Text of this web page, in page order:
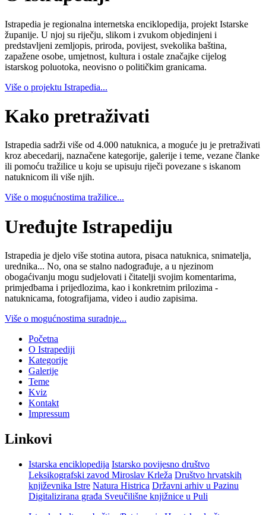
Istrapedia je regionalna internetska enciklopedija, projekt Istarske
županije. U njoj su riječju, slikom i zvukom objedinjeni i
predstavljeni zemljopis, priroda, povijest, svekolika baština,
zapažene osobe, umjetnost, kultura i ostale značajke cijelog
istarskog poluotoka, neovisno o političkim granicama.
Više o projektu Istrapedia...
Kako pretraživati
Istrapedia sadrži više od 4.000 natuknica, a moguće ju je pretraživati
kroz abecedarij, naznačene kategorije, galerije i teme, vezane članke
ili pomoću tražilice u koju se upisuju riječi povezane s iskanom
natuknicom ili više njih.
Više o mogućnostima tražilice...
Uređujte Istrapediju
Istrapedia je djelo više stotina autora, pisaca natuknica, snimatelja,
urednika... No, ona se stalno nadograđuje, a u njezinom
obogaćivanju mogu sudjelovati i čitatelji svojim komentarima,
primjedbama i prijedlozima, kao i konkretnim prilozima -
natuknicama, fotografijama, video i audio zapisima.
Više o mogućnostima suradnje...
Početna
O Istrapediji
Kategorije
Galerije
Teme
Kviz
Kontakt
Impressum
Linkovi
Istarska enciklopedija Istarsko povijesno društvo
Leksikografski zavod Miroslav Krleža Društvo hrvatskih
književnika Istre Natura Histrica Državni arhiv u Pazinu
Digitalizirana građa Sveučilišne knjižnice u Puli